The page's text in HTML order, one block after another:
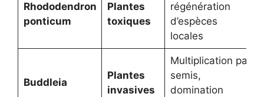
Rhododendron
ponticum
Plantes
toxiques
régénération
d’espèces
locales
Buddleia
Plantes
invasives
Multiplication par
semis,
domination